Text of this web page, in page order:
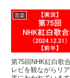
音楽
第75回NHK紅白歌
レビを観ながらリ